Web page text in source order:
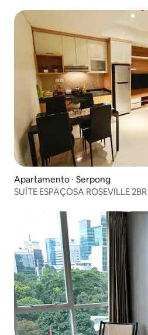
Apartamento ⋅ Serpong
SUÍTE ESPAÇOSA ROSEVILLE